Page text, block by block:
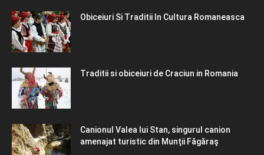
Obiceiuri Si Traditii In Cultura Romaneasca
Traditii si obiceiuri de Craciun in Romania
Canionul Valea lui Stan, singurul canion
amenajat turistic din Munţii Făgăraş